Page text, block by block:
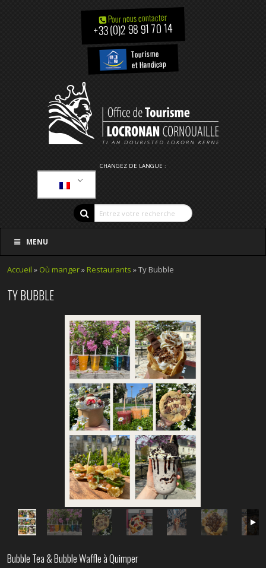
Pour nous contacter
+33 (0)2 98 91 70 14
Tourisme
et Handicap
CHANGEZ DE LANGUE :
MENU
Accueil » Où manger» Restaurants » Ty Bubble
TY BUBBLE
Bubble Tea & Bubble Waffle à Quimper